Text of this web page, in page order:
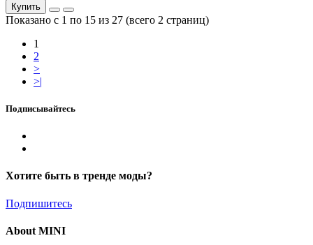
Купить
Показано с 1 по 15 из 27 (всего 2 страниц)
1
2
>
>|
Подписывайтесь
Хотите быть в тренде моды?
Подпишитесь
About MINI